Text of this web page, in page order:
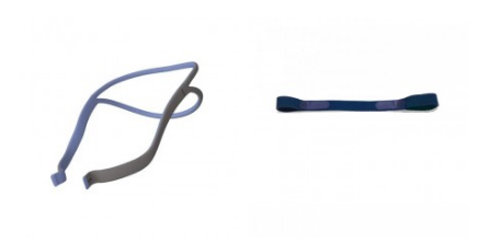
比較
添加到購物車 添加到購物車